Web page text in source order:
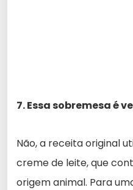
7. Essa sobremesa é
Não, a receita original
creme de leite, que
origem animal. Para